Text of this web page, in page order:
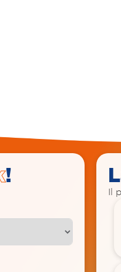
!
Il